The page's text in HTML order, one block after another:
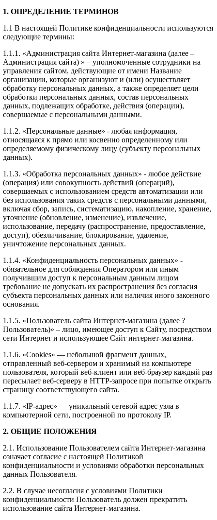
1. ОПРЕДЕЛЕНИЕ ТЕРМИНОВ
1.1 В настоящей Политике конфиденциальности используются
следующие термины:
1.1.1. «Администрация сайта Интернет-магазина (далее –
Администрация сайта) » – уполномоченные сотрудники на
управления сайтом, действующие от имени Название
организации, которые организуют и (или) осуществляет
обработку персональных данных, а также определяет цели
обработки персональных данных, состав персональных
данных, подлежащих обработке, действия (операции),
совершаемые с персональными данными.
1.1.2. «Персональные данные» - любая информация,
относящаяся к прямо или косвенно определенному или
определяемому физическому лицу (субъекту персональных
данных).
1.1.3. «Обработка персональных данных» - любое действие
(операция) или совокупность действий (операций),
совершаемых с использованием средств автоматизации или
без использования таких средств с персональными данными,
включая сбор, запись, систематизацию, накопление, хранение,
уточнение (обновление, изменение), извлечение,
использование, передачу (распространение, предоставление,
доступ), обезличивание, блокирование, удаление,
уничтожение персональных данных.
1.1.4. «Конфиденциальность персональных данных» -
обязательное для соблюдения Оператором или иным
получившим доступ к персональным данным лицом
требование не допускать их распространения без согласия
субъекта персональных данных или наличия иного законного
основания.
1.1.5. «Пользователь сайта Интернет-магазина (далее ?
Пользователь)» – лицо, имеющее доступ к Сайту, посредством
сети Интернет и использующее Сайт интернет-магазина.
1.1.6. «Cookies» — небольшой фрагмент данных,
отправленный веб-сервером и хранимый на компьютере
пользователя, который веб-клиент или веб-браузер каждый раз
пересылает веб-серверу в HTTP-запросе при попытке открыть
страницу соответствующего сайта.
1.1.7. «IP-адрес» — уникальный сетевой адрес узла в
компьютерной сети, построенной по протоколу IP.
2. ОБЩИЕ ПОЛОЖЕНИЯ
2.1. Использование Пользователем сайта Интернет-магазина
означает согласие с настоящей Политикой
конфиденциальности и условиями обработки персональных
данных Пользователя.
2.2. В случае несогласия с условиями Политики
конфиденциальности Пользователь должен прекратить
использование сайта Интернет-магазина.